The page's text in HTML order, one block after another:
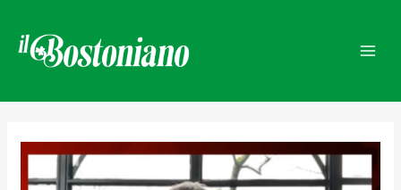
contenuto
articoli